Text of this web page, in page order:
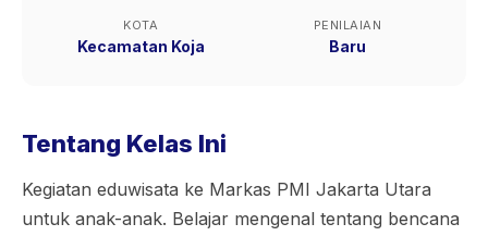
KOTA
Kecamatan Koja
PENILAIAN
Baru
Tentang Kelas Ini
Kegiatan eduwisata ke Markas PMI Jakarta Utara
untuk anak-anak. Belajar mengenal tentang bencana